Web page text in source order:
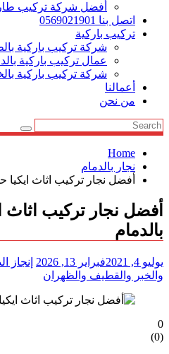
أفضل شركة تركيب
اتصل بنا 0569021901
تركيب باركية
شركة تركيب باركية
عمال تركيب باركية
شركة تركيب باركية
أعمالنا
من نحن
Home
نجار بالدمام
أفضل نجار تركيب اثاث
أفضل نجار تركيب
بالدمام
يوليو 4, 2021 فبراير 13, 2026
إنجاز
والخبر والقطيف والظهران
0
(
0
)